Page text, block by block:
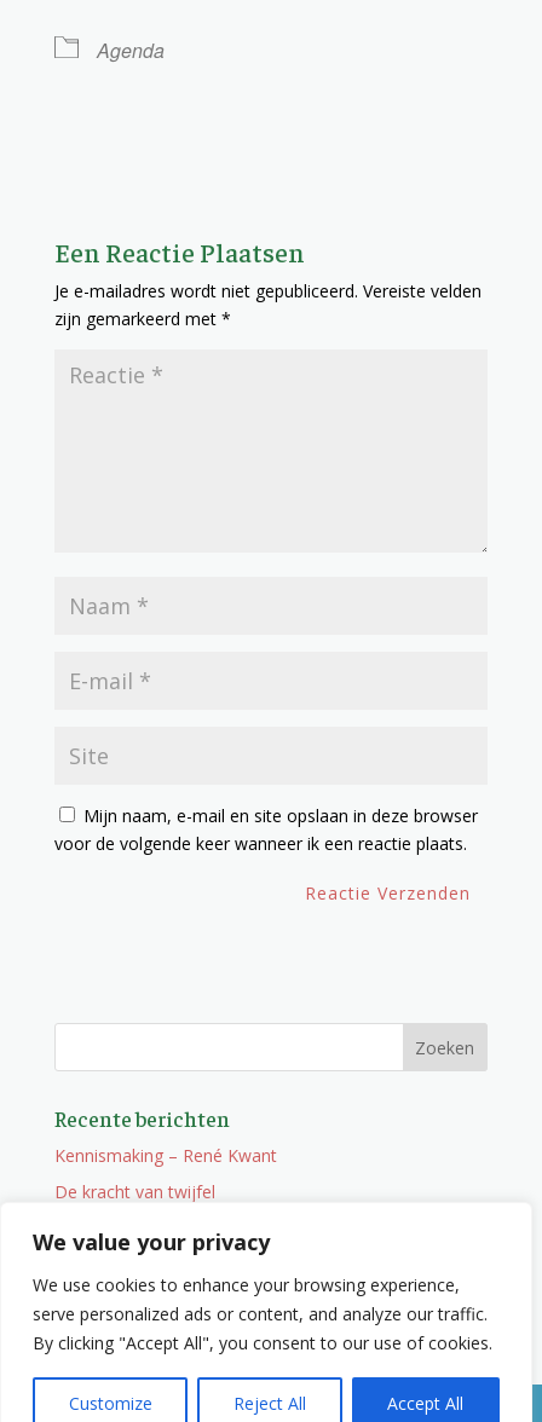
We value your privacy
We use cookies to enhance your browsing experience,
serve personalized ads or content, and analyze our traffic.
By clicking "Accept All", you consent to our use of cookies.
Customize Reject All Accept All
Agenda
Een Reactie Plaatsen
Je e-mailadres wordt niet gepubliceerd. Vereiste velden
zijn gemarkeerd met *
Mijn naam, e-mail en site opslaan in deze browser
voor de volgende keer wanneer ik een reactie plaats.
Recente berichten
Kennismaking – René Kwant
De kracht van twijfel
Onderweg
Wat je niet zocht maar wel vindt